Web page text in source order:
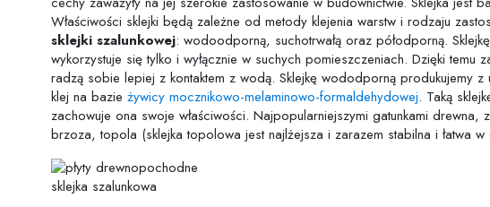
Właściwości sklejki będą zależne od metody klejenia warstw i rodzaju
sklejki szalunkowej: wodoodporną, suchotrwałą oraz półodporną.
wykorzystuje się tylko i wyłącznie w suchych pomieszczeniach. Dzięki temu
radzą sobie lepiej z kontaktem z wodą. Sklejkę wododporną produkujemy
klej na bazie żywicy mocznikowo-melaminowo-formaldehydowej. Taką
zachowuje ona swoje właściwości. Najpopularniejszymi gatunkami drewna,
brzoza, topola (sklejka topolowa jest najlżejsza i zarazem stabilna i łatwa
sklejka szalunkowa